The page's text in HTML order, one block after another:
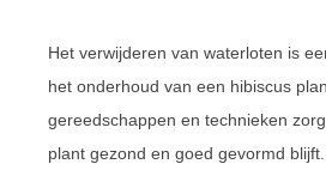
Het verwijderen van waterloten is
het onderhoud van een hibiscus
gereedschappen en technieken
plant gezond en goed gevormd